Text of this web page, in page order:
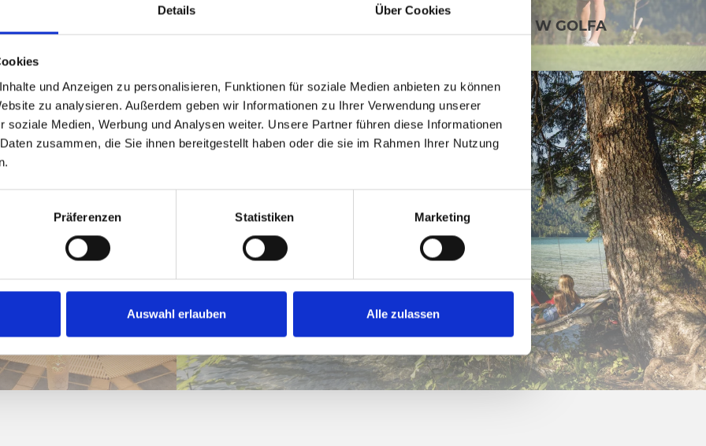
Details Über Cookies
und Anzeigen zu personalisieren, Funktionen für soziale Medien anbieten zu können
zu analysieren. Außerdem geben wir Informationen zu Ihrer Verwendung unserer
soziale Medien, Werbung und Analysen weiter. Unsere Partner führen diese Informationen
zusammen, die Sie ihnen bereitgestellt haben oder die sie im Rahmen Ihrer Nutzung
Präferenzen Statistiken Marketing
Auswahl erlauben Alle zulassen
GRANIE W GOLFA